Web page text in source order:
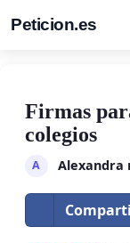
Peticion.es
Firmas
colegios
A Alexandra